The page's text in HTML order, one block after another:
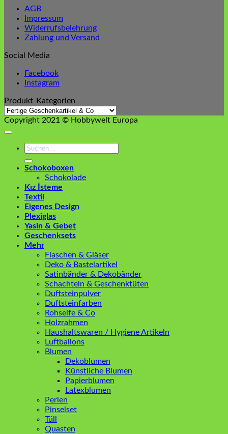
AGB
Impressum
Widerrufsbelehrung
Zahlung und Versand
Social Media
Facebook
Instagram
Produkt-Kategorien
Copyright 2021 © Hobbywelt Europa
Suchen
Schokoboxen
Schokolade
Kız İsteme
Textil
Eigenes Design
Plexiglas
Yasin & Gebet
Geschenksets
Mehr
Flaschen & Gläser
Deko & Bastelartikel
Satinbänder & Dekobänder
Schachteln & Geschenktüten
Duftsteinpulver
Duftsteinfarben
Rohseife & Co
Holzrahmen
Haushaltswaren / Hygiene Artikeln
Luftballons
Blumen
Dekoblumen
Künstliche Blumen
Papierblumen
Latexblumen
Perlen
Pinselset
Tüll
Quasten